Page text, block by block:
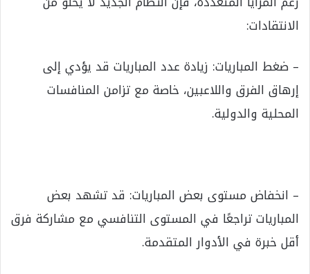
الانتقادات:
– ضغط المباريات: زيادة عدد المباريات قد يؤدي إلى
إرهاق الفرق واللاعبين، خاصة مع تزامن المنافسات
المحلية والدولية.
– انخفاض مستوى بعض المباريات: قد تشهد بعض
المباريات تراجعًا في المستوى التنافسي مع مشاركة فرق
أقل خبرة في الأدوار المتقدمة.